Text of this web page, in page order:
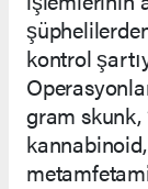
kontrol
gram skunk,